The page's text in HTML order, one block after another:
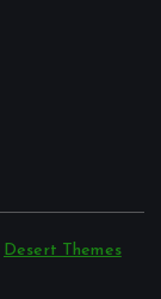
Desert Themes